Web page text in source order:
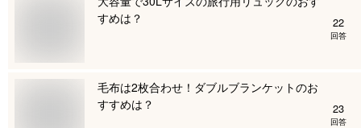
すめは？
22
回答
毛布は2枚合わせ！ダブルブランケットのお
すすめは？
23
回答